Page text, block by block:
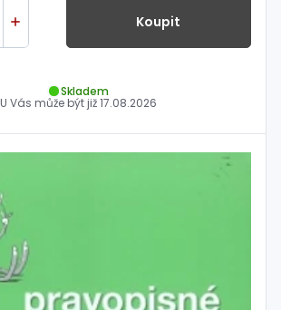
Koupit
Skladem
U Vás může být již17.08.2026